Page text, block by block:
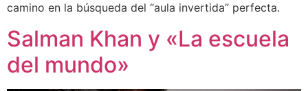
camino en la búsqueda del “aula invertida” perfecta.
Salman Khan y «La escuela
del mundo»